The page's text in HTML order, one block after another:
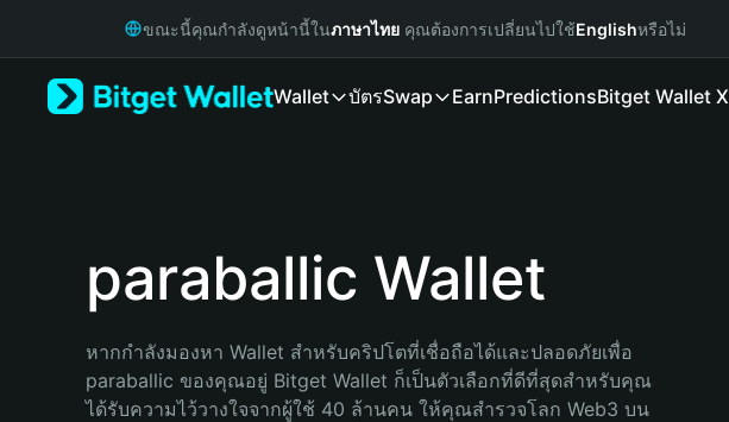
Русский
Bahasa Indonesia
ขณะนี้คุณกำลังดูหน้านี้ในภาษาไทย คุณต้องการเปลี่ยนไปใช้Englishหรือไม่
Wallet บัตรSwap EarnPredictionsBitget Wallet X
paraballic Wallet
หากกำลังมองหา Wallet สำหรับคริปโตที่เชื่อถือได้และปลอดภัยเพื่อ
paraballic ของคุณอยู่ Bitget Wallet ก็เป็นตัวเลือกที่ดีที่สุดสำหรับคุณ
ได้รับความไว้วางใจจากผู้ใช้ 40 ล้านคน ให้คุณสำรวจโลก Web3 บน